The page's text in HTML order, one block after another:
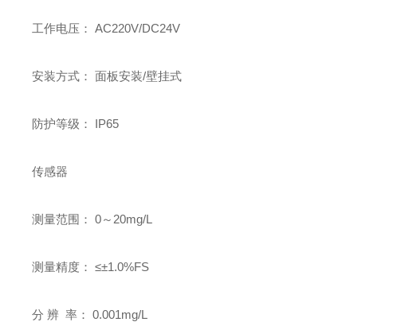
工作电压： AC220V/DC24V
安装方式： 面板安装/壁挂式
防护等级： IP65
传感器
测量范围： 0～20mg/L
测量精度： ≤±1.0%FS
分 辨 率： 0.001mg/L